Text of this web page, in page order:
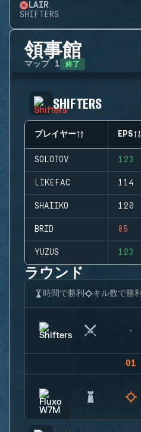
LAIR
SHIFTERS
領事館
マップ 1 終了
SHIFTERS
プレイヤー EPS
SOLOTOV 123
LIKEFAC 114
SHAIIKO 120
BRID 85
YUZUS 123
ラウンド
時間で勝利 キル数で勝利
01